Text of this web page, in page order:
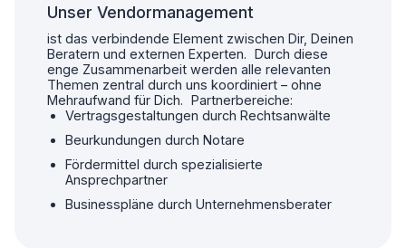
Unser Vendormanagement
ist das verbindende Element zwischen Dir, Deinen
Beratern und externen Experten. Durch diese
enge Zusammenarbeit werden alle relevanten
Themen zentral durch uns koordiniert – ohne
Mehraufwand für Dich. Partnerbereiche:
Vertragsgestaltungen durch Rechtsanwälte
Beurkundungen durch Notare
Fördermittel durch spezialisierte
Ansprechpartner
Businesspläne durch Unternehmensberater